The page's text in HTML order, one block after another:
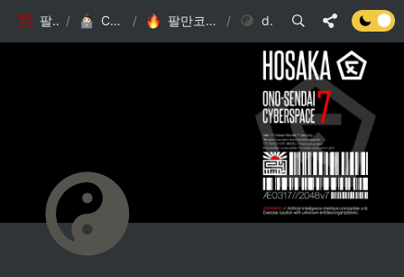
팔만코딩경 / Contributors! / 팔만코딩경 컨트리뷰터 / dogwak